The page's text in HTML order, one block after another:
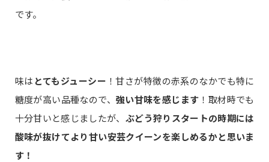
です。
味は とてもジューシー ！甘さが特徴の赤系のなかでも特に
糖度が高い品種なので、 強い甘味を感じます ！取材時でも
十分甘いと感じましたが、 ぶどう狩りスタートの時期には
酸味が抜けてより甘い安芸クイーンを楽しめるかと思いま
す！